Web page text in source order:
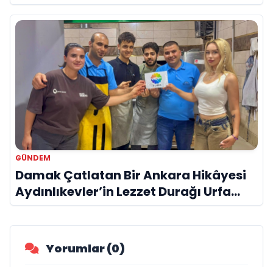
GÜNDEM
Damak Çatlatan Bir Ankara Hikâyesi
Aydınlıkevler’in Lezzet Durağı Urfa
Damak
Yorumlar (0)